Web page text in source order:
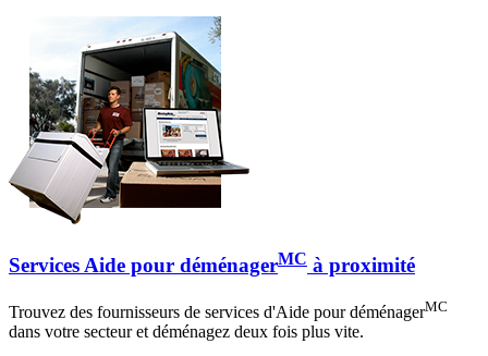
Services Aide pour déménagerMC à proximité
Trouvez des fournisseurs de services d'Aide pour déménagerMC
dans votre secteur et déménagez deux fois plus vite.